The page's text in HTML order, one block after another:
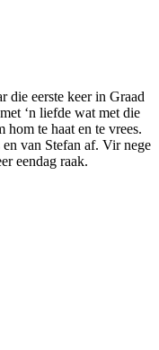
die eerste keer in Graad
‘n liefde wat met die
hom te haat en te vrees.
van Stefan af. Vir nege
eendag raak.